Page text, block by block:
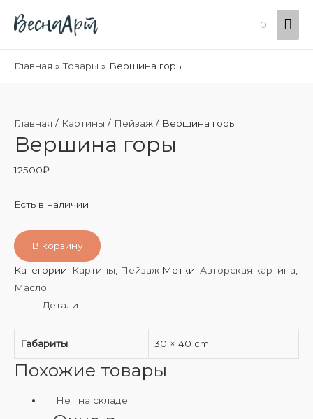
0
Главная Товары Вершина горы
Главная / Картины / Пейзаж / Вершина горы
Вершина горы
12500₽
Есть в наличии
В корзину
Категории: Картины Пейзаж Метки: Авторская картина
Масло
Детали
Габариты 30 × 40 cm
Похожие товары
Нет на складе